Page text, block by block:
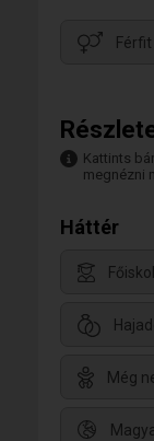
Férfit
Kattints
megnézni
Háttér
Még